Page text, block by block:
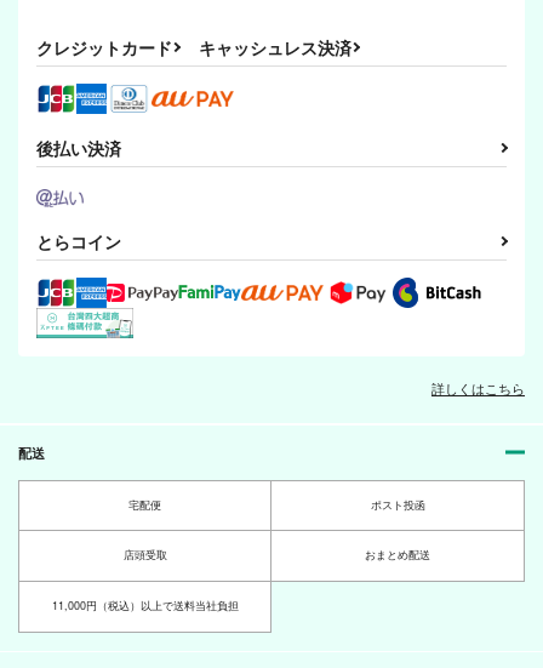
専売 1,100円（税込）
鶴丸国永
サンプル
専売 2,000円（税込）
山姥切国広
Cafe Firmament
専売 2,000円（税込）
黒子のバスケ
黒子テツヤ
理法４
専売 1,000
ドラゴンの美味しい調
理法３
Medley Love
作品詳細 作品詳細
330
作品詳細 作品詳細
さくらびと
雲雀恭弥×沢田綱吉
作品詳細
クレジットカード キャッシュレス決済
後払い決済
とらコイン
詳しくはこちら
配送
宅配便 ポスト投函
店頭受取 おまとめ配送
11,000円（税込）以上で送料当社負担